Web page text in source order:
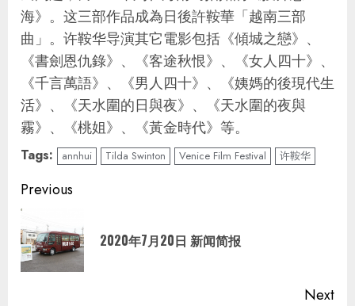
海》。这三部作品成為日後許鞍華「越南三部
曲」。许鞍华导演其它電影包括《傾城之戀》、
《書劍恩仇錄》、《客途秋恨》、《女人四十》、
《千言萬語》、《男人四十》、《姨媽的後現代生
活》、《天水圍的日與夜》、《天水圍的夜與
霧》、《桃姐》、《黃金時代》等。
Tags: annhui Tilda Swinton Venice Film Festival 许鞍华
Continue
Reading
Previous
2020年7月20日 新闻简报
Next